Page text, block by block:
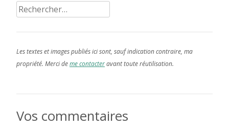
Rechercher :
Les textes et images publiés ici sont, sauf indication contraire, ma
propriété. Merci deme contacteravant toute réutilisation.
Vos commentaires